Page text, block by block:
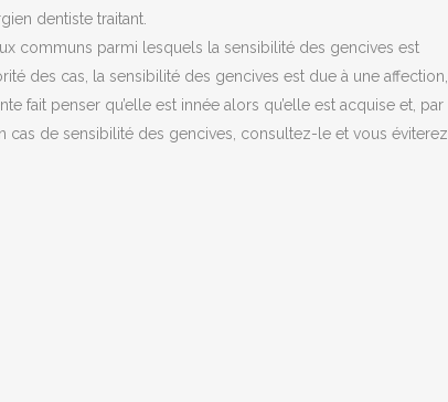
dentiste traitant.
communs parmi lesquels la sensibilité des gencives est
des cas, la sensibilité des gencives est due à une affection,
fait penser qu’elle est innée alors qu’elle est acquise et, par
cas de sensibilité des gencives, consultez-le et vous éviterez